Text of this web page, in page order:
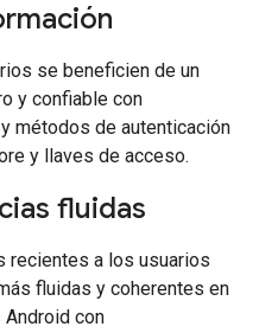
se beneficien de un
y confiable con
métodos de autenticación
y llaves de acceso.
fluidas
recientes a los usuarios
fluidas y coherentes en
con